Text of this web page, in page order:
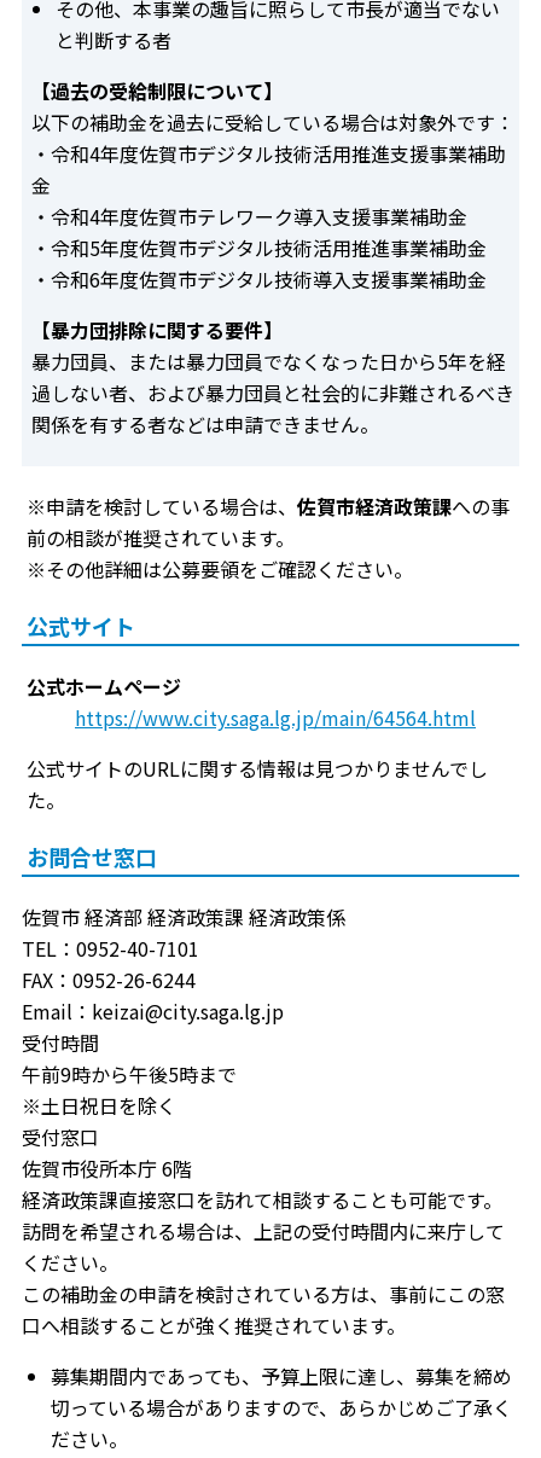
その他、本事業の趣旨に照らして市長が適当でない
と判断する者
【過去の受給制限について】
以下の補助金を過去に受給している場合は対象外です：
・令和4年度佐賀市デジタル技術活用推進支援事業補助
金
・令和4年度佐賀市テレワーク導入支援事業補助金
・令和5年度佐賀市デジタル技術活用推進事業補助金
・令和6年度佐賀市デジタル技術導入支援事業補助金
【暴力団排除に関する要件】
暴力団員、または暴力団員でなくなった日から5年を経
過しない者、および暴力団員と社会的に非難されるべき
関係を有する者などは申請できません。
※申請を検討している場合は、 佐賀市経済政策課への事
前の相談が推奨されています。
※その他詳細は公募要領をご確認ください。
公式サイト
公式ホームページ
https://www.city.saga.lg.jp/main/64564.html
公式サイトのURLに関する情報は見つかりませんでし
た。
お問合せ窓口
佐賀市 経済部 経済政策課 経済政策係
TEL：0952-40-7101
FAX：0952-26-6244
Email：keizai@city.saga.lg.jp
受付時間
午前9時から午後5時まで
※土日祝日を除く
受付窓口
佐賀市役所本庁 6階
経済政策課直接窓口を訪れて相談することも可能です。
訪問を希望される場合は、上記の受付時間内に来庁して
ください。
この補助金の申請を検討されている方は、事前にこの窓
口へ相談することが強く推奨されています。
募集期間内であっても、予算上限に達し、募集を締め
切っている場合がありますので、あらかじめご了承く
ださい。